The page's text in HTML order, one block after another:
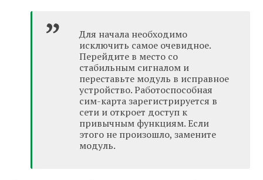
Для начала необходимо
исключить самое очевидное.
Перейдите в место со
стабильным сигналом и
переставьте модуль в исправное
устройство. Работоспособная
сим-карта зарегистрируется в
сети и откроет доступ к
привычным функциям. Если
этого не произошло, замените
модуль.